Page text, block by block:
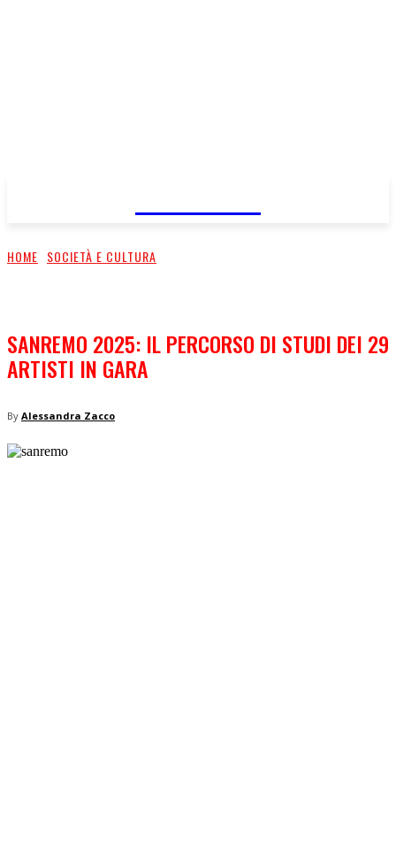
HOME SOCIETÀ E CULTURA
SANREMO 2025: IL PERCORSO DI STUDI DEI 29
ARTISTI IN GARA
By Alessandra Zacco